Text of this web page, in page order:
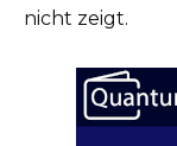
nicht zeigt.